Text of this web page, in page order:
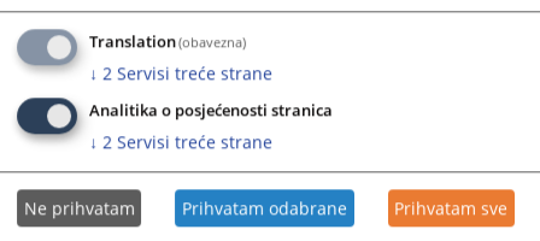
su Zakonom o sudovima Federacije BiH („Službene
novine F BiH” broj 38/05, 22/06, 63/10, 72/10, 7/13,
52/14) , Pravilnikom o unutrašnjem sudskom
poslovanju („Službeni glasnik BiH” broj 66/12, 44/14,
54/17, 60/17 i 30/18) i ostalim pozitivno-pravnim
propisima Bosne i Hercegovine i Federacije BiH.
3123PREGLEDA
Translation(obavezna)
↓ 2 Servisi treće strane
Analitika o posjećenosti stranica
↓ 2 Servisi treće strane
Ne prihvatam Prihvatam odabrane Prihvatam sve